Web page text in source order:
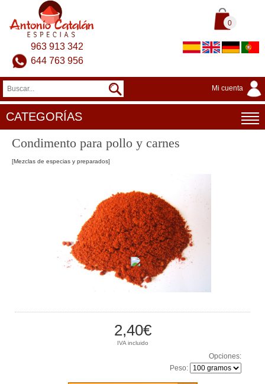
0
963 913 342
644 763 956
Mi cuenta
CATEGORÍAS
Condimento para pollo y carnes
[Mezclas de especias y preparados]
2,40€
IVA incluido
Opciones:
Peso: